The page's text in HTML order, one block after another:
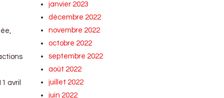
avril
janvier 2023
décembre 2022
novembre 2022
octobre 2022
septembre 2022
août 2022
juillet 2022
juin 2022